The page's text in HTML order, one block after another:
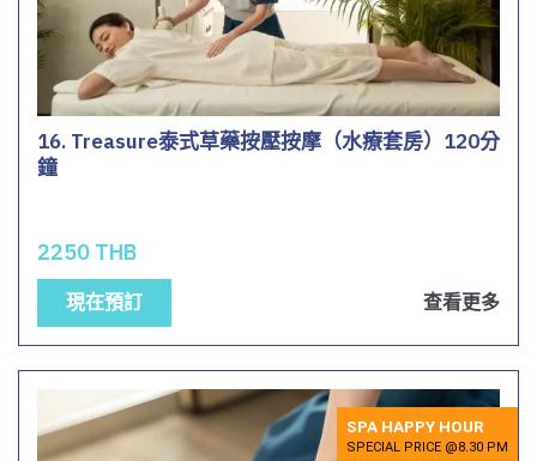
16. Treasure泰式草藥按壓按摩（水療套房）120分
鐘
2250 THB
現在預訂 查看更多
SPA HAPPY HOUR
SPECIAL PRICE @8.30 PM